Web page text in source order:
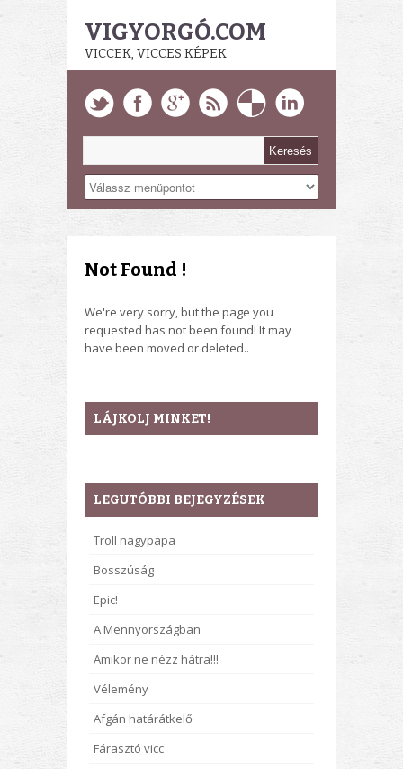
VIGYORGÓ.COM
VICCEK, VICCES KÉPEK
Not Found !
We're very sorry, but the page you
requested has not been found! It may
have been moved or deleted..
LÁJKOLJ MINKET!
LEGUTÓBBI BEJEGYZÉSEK
Troll nagypapa
Bosszúság
Epic!
A Mennyországban
Amikor ne nézz hátra!!!
Vélemény
Afgán határátkelő
Fárasztó vicc